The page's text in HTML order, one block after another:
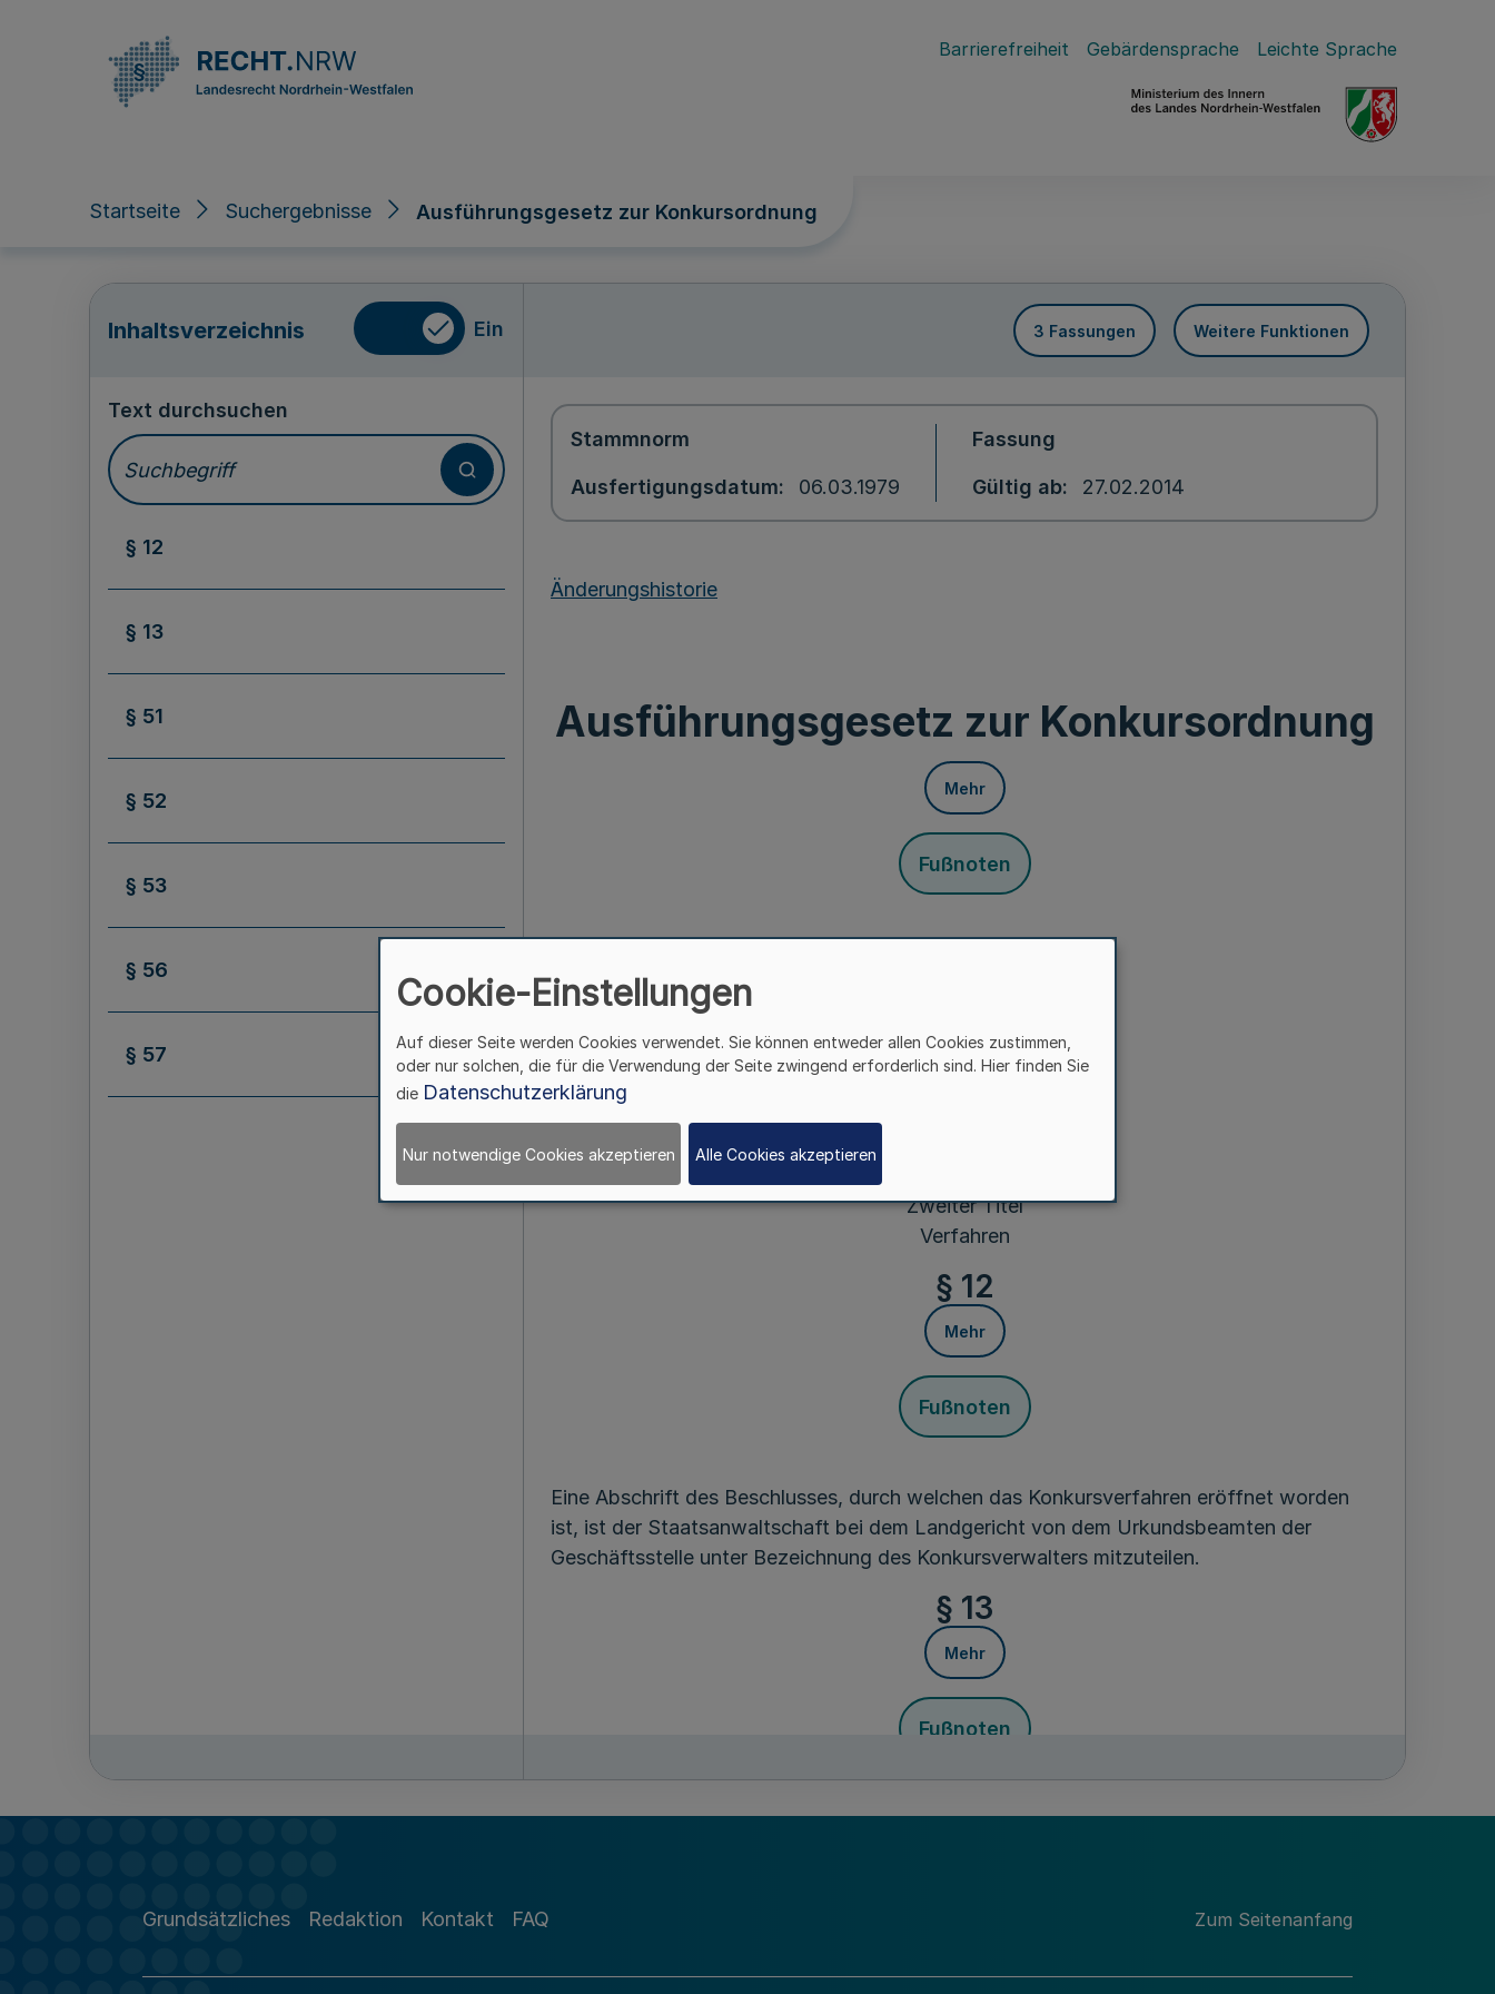
Barrierefreiheit Gebärdensprache Leichte Sprache
Startseite Suchergebnisse Ausführungsgesetz zur Konkursordnung
Inhaltsverzeichnis Ein 3 Fassungen Weitere Funktionen
Text durchsuchen
§ 12
§ 13
§ 51
§ 52
§ 53
§ 56
§ 57
Stammnorm
Ausfertigungsdatum 06.03.1979
Fassung
Gültig ab 27.02.2014
Änderungshistorie
Ausführungsgesetz zur Konkursordnung
Mehr
Fußnoten
Allgemeine Bestimmungen
Zweiter Titel
Verfahren
§ 12
Mehr
Fußnoten
Eine Abschrift des Beschlusses, durch welchen das Konkursverfahren eröffnet worden
ist, ist der Staatsanwaltschaft bei dem Landgericht von dem Urkundsbeamten der
Geschäftsstelle unter Bezeichnung des Konkursverwalters mitzuteilen.
§ 13
Mehr
Fußnoten
(aufgehoben)
Grundsätzliches Redaktion Kontakt FAQ Zum Seitenanfang
Cookie-Einstellungen
Auf dieser Seite werden Cookies verwendet. Sie können entweder allen Cookies zustimmen,
oder nur solchen, die für die Verwendung der Seite zwingend erforderlich sind. Hier finden Sie
die Datenschutzerklärung
Nur notwendige Cookies akzeptieren Alle Cookies akzeptieren